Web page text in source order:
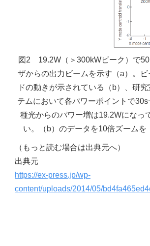
図2 19.2W（＞300kWピーク）で
ザからの出力ビームを示す（a）。
ドの動きが示されている（b）、研
テムにおいて各パワーポイントで30s
種光からのパワー増は19.2Wになっ
い。（b）のデータを10倍ズームを
（もっと読む場合は出典元へ）
出典元
https://ex-press.jp/wp-
content/uploads/2014/05/